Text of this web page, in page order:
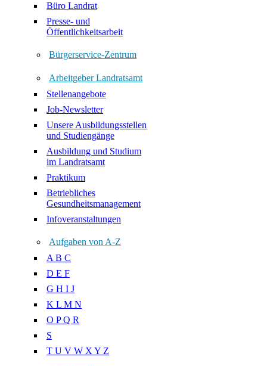
Büro Landrat
Presse- und
Öffentlichkeitsarbeit
Bürgerservice-Zentrum
Arbeitgeber Landratsamt
Stellenangebote
Job-Newsletter
Unsere Ausbildungsstellen
und Studiengänge
Ausbildung und Studium
im Landratsamt
Praktikum
Betriebliches
Gesundheitsmanagement
Infoveranstaltungen
Aufgaben von A-Z
A B C
D E F
G H I J
K L M N
O P Q R
S
T U V W X Y Z